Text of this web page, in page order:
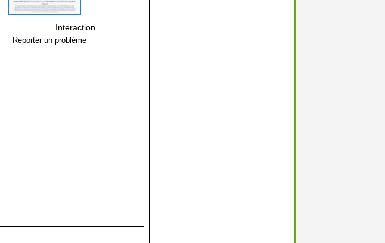
Interaction
Reporter un problème